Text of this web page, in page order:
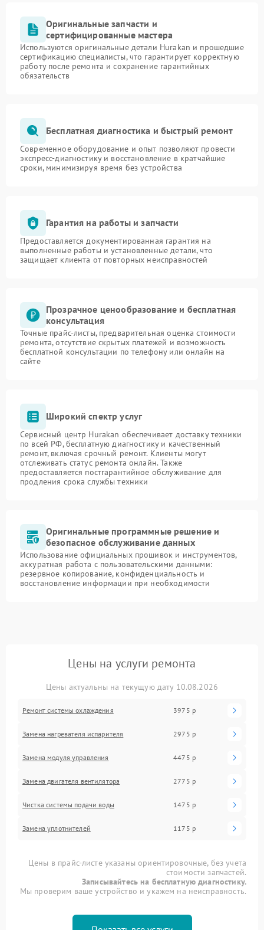
Оригинальные запчасти и
сертифицированные мастера
Используются оригинальные детали Hurakan и прошедшие
сертификацию специалисты, что гарантирует корректную
работу после ремонта и сохранение гарантийных
обязательств
Бесплатная диагностика и быстрый ремонт
Современное оборудование и опыт позволяют провести
экспресс-диагностику и восстановление в кратчайшие
сроки, минимизируя время без устройства
Гарантия на работы и запчасти
Предоставляется документированная гарантия на
выполненные работы и установленные детали, что
защищает клиента от повторных неисправностей
Прозрачное ценообразование и бесплатная
консультация
Точные прайс-листы, предварительная оценка стоимости
ремонта, отсутствие скрытых платежей и возможность
бесплатной консультации по телефону или онлайн на
сайте
Широкий спектр услуг
Сервисный центр Hurakan обеспечивает доставку техники
по всей РФ, бесплатную диагностику и качественный
ремонт, включая срочный ремонт. Клиенты могут
отслеживать статус ремонта онлайн. Также
предоставляется постгарантийное обслуживание для
продления срока службы техники
Оригинальные программные решение и
безопасное обслуживание данных
Использование официальных прошивок и инструментов,
аккуратная работа с пользовательскими данными:
резервное копирование, конфиденциальность и
восстановление информации при необходимости
Цены на услуги ремонта
Цены актуальны на текущую дату 10.08.2026
Ремонт системы охлаждения 3975 р
Замена нагревателя испарителя 2975 р
Замена модуля управления 4475 р
Замена двигателя вентилятора 2775 р
Чистка системы подачи воды 1475 р
Замена уплотнителей 1175 р
Цены в прайс-листе указаны ориентировочные, без учета
стоимости запчастей.
Записывайтесь на бесплатную диагностику.
Мы проверим ваше устройство и укажем на неисправность.